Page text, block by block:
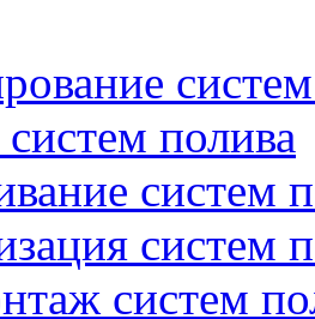
полива
систем
систем
систем